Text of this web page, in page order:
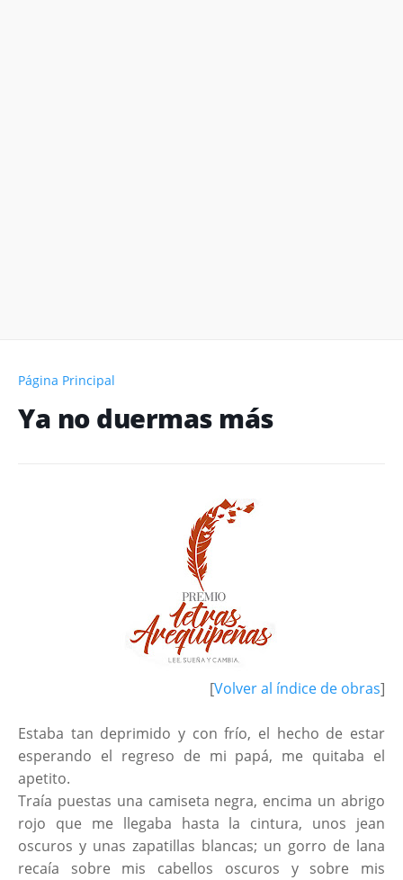
Página Principal
Ya no duermas más
[Volver al índice de obras]
Estaba tan deprimido y con frío, el hecho de estar
esperando el regreso de mi papá, me quitaba el
apetito.
Traía puestas una camiseta negra, encima un abrigo
rojo que me llegaba hasta la cintura, unos jean
oscuros y unas zapatillas blancas; un gorro de lana
recaía sobre mis cabellos oscuros y sobre mis